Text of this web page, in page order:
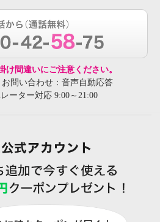
間違いにご注意ください。
問い合わせ：音声自動応答
ーター対応 9:00～21:00